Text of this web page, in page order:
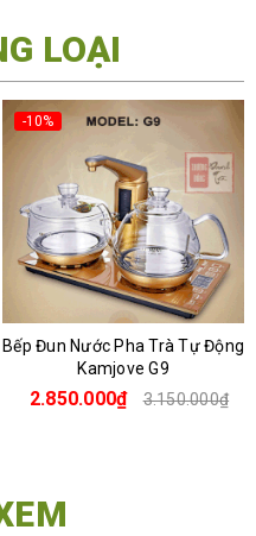
LOẠI
-10%
Bếp Đun Nước Pha Trà Tự Động
Kamjove G9
2.850.000₫ 3.150.000₫